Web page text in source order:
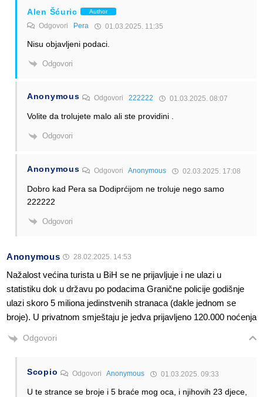
Alen Šćuric Author
Odgovori Pera 01.03.2025. 11:35
Nisu objavljeni podaci.
Odgovori
Anonymous Odgovori222222 01.03.2025. 08:07
Volite da trolujete malo ali ste providini .
Odgovori
Anonymous OdgovoriAnonymous 02.03.2025. 17:08
Dobro kad Pera sa Dodiprćijom ne troluje nego samo
222222
Odgovori
Anonymous 28.02.2025. 14:53
Nažalost većina turista u BiH se ne prijavljuje i ne ulazi u
statistiku dok u državu po podacima Granične policije godišnje
ulazi skoro 5 miliona jedinstvenih stranaca (dakle jednom se
broje). U privatnom smještaju je jedva prijavljeno 120.000 noćenja
Odgovori
Scopio OdgovoriAnonymous 01.03.2025. 09:33
U te strance se broje i 5 braće mog oca, i njihovih 23 djece,